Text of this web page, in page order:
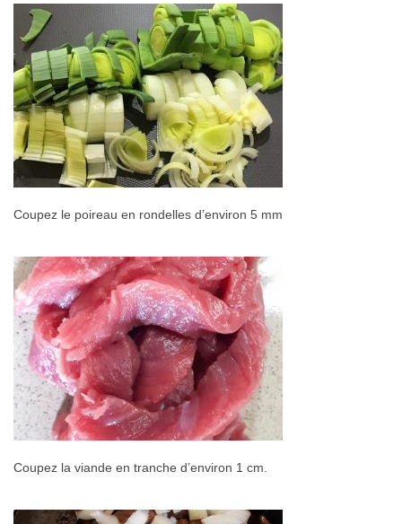
Coupez le poireau en rondelles d’environ 5 mm
Coupez la viande en tranche d’environ 1 cm.